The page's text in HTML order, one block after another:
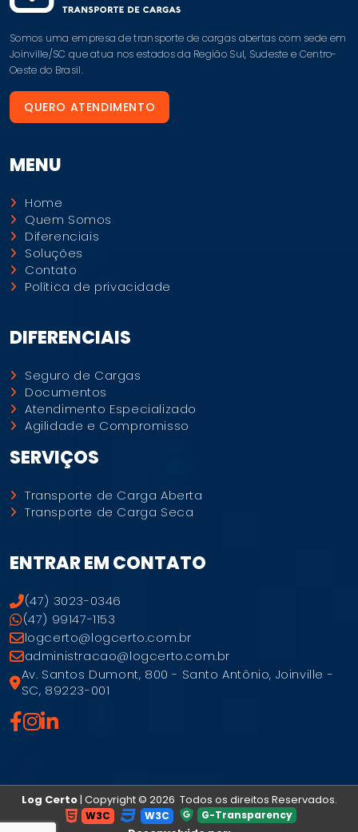
Somos uma empresa de transporte de cargas abertas com sede em
Joinville/SC que atua nos estados da Região Sul, Sudeste e Centro-
Oeste do Brasil.
QUERO ATENDIMENTO
MENU
Home
Quem Somos
Diferenciais
Soluções
Contato
Política de privacidade
DIFERENCIAIS
Seguro de Cargas
Documentos
Atendimento Especializado
Agilidade e Compromisso
SERVIÇOS
Transporte de Carga Aberta
Transporte de Carga Seca
ENTRAR EM CONTATO
(47) 3023-0346
(47) 99147-1153
logcerto@logcerto.com.br
administracao@logcerto.com.br
Av. Santos Dumont, 800 - Santo Antônio, Joinville -
SC, 89223-001
Log Certo| Copyright © 2026 Todos os direitos Reservados.
W3C W3C G-Transparency